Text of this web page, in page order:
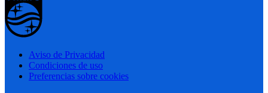
Aviso de Privacidad
Condiciones de uso
Preferencias sobre cookies